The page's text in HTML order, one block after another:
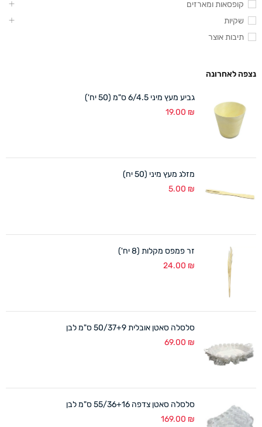
קופסאות ומארזים
שקיות
תיבות אוצר
נצפה לאחרונה
גביע מעץ מיני 6/4.5 ס"מ (50 יח')
19.00 ₪
מזלג מעץ מיני (50 יח)
5.00 ₪
זר פמפס מקלות (8 יח')
24.00 ₪
סלסלה סאטן אובלית 50/37+9 ס"מ לבן
69.00 ₪
סלסלה סאטן צדפה 55/36+16 ס"מ לבן
169.00 ₪